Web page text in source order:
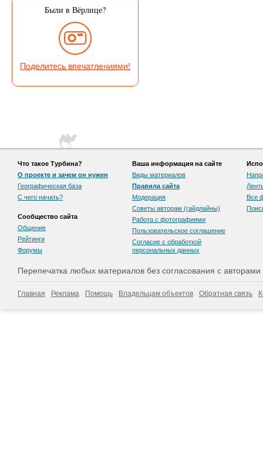
Были в Вёрлице?
Поделитесь впечатлениями!
Что такое Турбина?
О проекте и зачем он нужен
Географическая база
С чего начать?
Сообщество сайта
Общение
Рейтинги
Форумы
Ваша информация на сайте
Виды материалов
Правила сайта
Модерация
Советы авторам (гайдлайны)
Работа с фотографиями
Пользовательскоe соглашение
Согласие с обработкой
персональных данных
Все
Перепечатка любых материалов без согласования с
Главная Реклама Помощь Владельцам объектов Обратная связь